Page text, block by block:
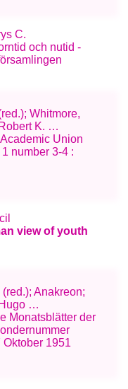
C.
och nutid -
Whitmore,
K. …
Union
number 3-4 :
view of youth
Anakreon;
…
Monatsblätter der
1951